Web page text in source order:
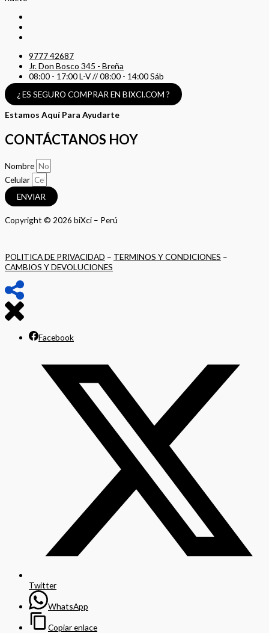
9777 42687
Jr. Don Bosco 345 - Breña
08:00 - 17:00 L-V // 08:00 - 14:00 Sáb
¿ ES SEGURO COMPRAR EN BIXCI.COM ?
Estamos Aquí Para Ayudarte
CONTÁCTANOS HOY
Nombre
Celular
ENVIAR
Copyright © 2026 biXci – Perú
POLITICA DE PRIVACIDAD – TERMINOS Y CONDICIONES –
CAMBIOS Y DEVOLUCIONES
Facebook
Twitter
WhatsApp
Copiar enlace